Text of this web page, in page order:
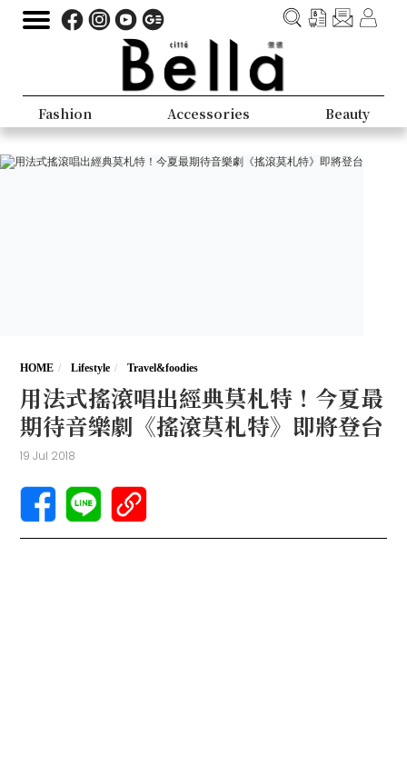
Fashion Accessories Beauty
HOME Lifestyle Travel&foodies
用法式搖滾唱出經典莫札特！今夏最
期待音樂劇《搖滾莫札特》即將登台
19 Jul 2018